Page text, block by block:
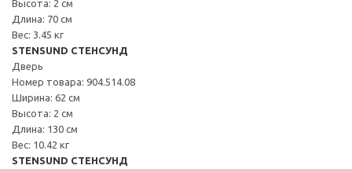
Высота: 2 см
Длина: 70 см
Вес: 3.45 кг
STENSUND СТЕНСУНД
Дверь
Номер товара: 904.514.08
Ширина: 62 см
Высота: 2 см
Длина: 130 см
Вес: 10.42 кг
STENSUND СТЕНСУНД